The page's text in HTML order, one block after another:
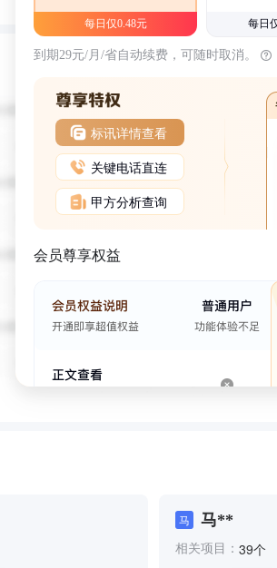
每日仅0.48元 每日
到期29元/月/省自动续费，可随时取消。
标讯详情查看
关键电话直连
甲方分析查询
会员尊享权益
马 马**
相关项目： 39个